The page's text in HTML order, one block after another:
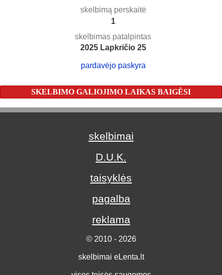
skelbimą perskaitė
1
skelbimas patalpintas
2025 Lapkričio 25
pardavėjo paskyra
SKELBIMO GALIOJIMO LAIKAS BAIGĖSI
skelbimai
D.U.K.
taisyklės
pagalba
reklama
© 2010 - 2026
skelbimai eLenta.lt